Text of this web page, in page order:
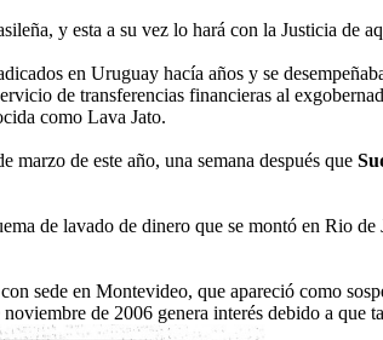
y esta a su vez lo hará con la Justicia de
en Uruguay hacía años y se
de transferencias financieras al
como Lava Jato.
de este año, una semana después que
de lavado de dinero que se montó en Rio
sede en Montevideo, que apareció como
de 2006 genera interés debido a que